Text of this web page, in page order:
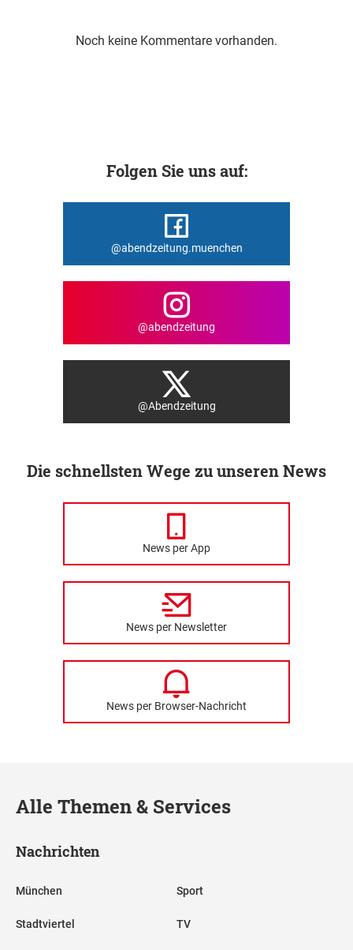
Noch keine Kommentare vorhanden.
Folgen Sie uns auf:
@abendzeitung.muenchen
@abendzeitung
@Abendzeitung
Die schnellsten Wege zu unseren News
News per App
News per Newsletter
News per Browser-Nachricht
Alle Themen & Services
Nachrichten
München
Stadtviertel
Sport
TV